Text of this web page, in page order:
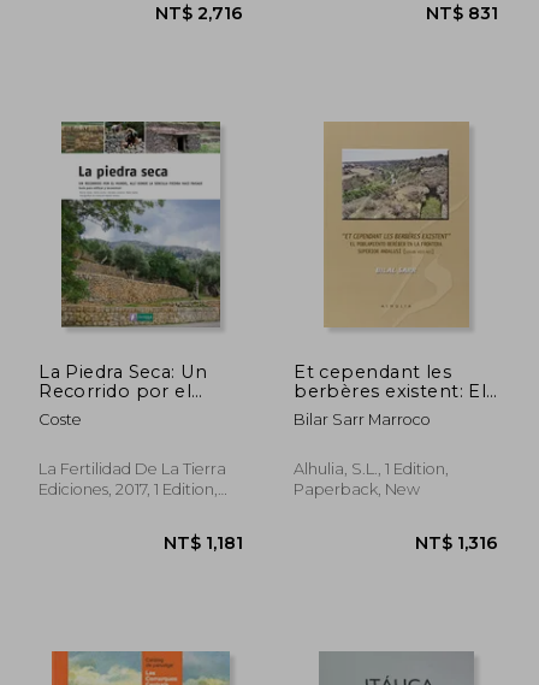
NT$ 1,682 NT$
La Piedra Seca: Un
Recorrido por el
Mundo, Allí Donde la
Sencilla Piedra Hace
(in Spanish)
Coste
La Fertilidad De La Tierra
Ediciones, 2017, 1 Edition,
Et cependant les
berbères existent: El
poblamiento
bereber en la
andalusí (siglos VIII-
XII) (in Spanish)
Bilar Sarr Marroco
Alhulia, S.L., 1 Edition,
Paperback, New